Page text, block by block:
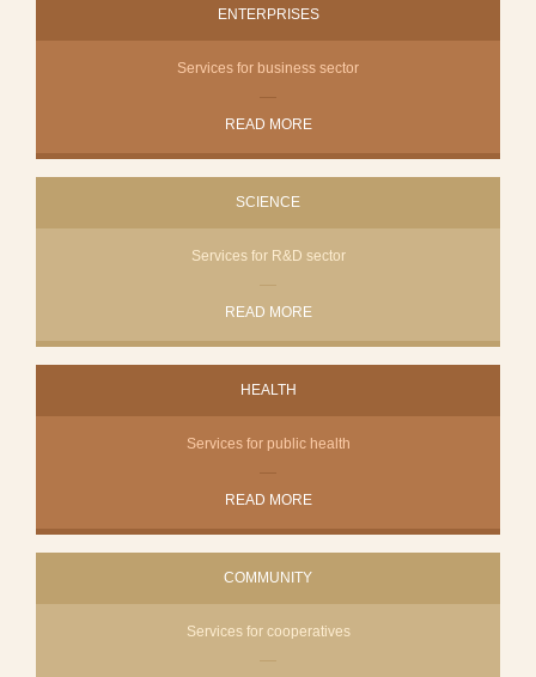
ENTERPRISES
Services for business sector
READ MORE
SCIENCE
Services for R&D sector
READ MORE
HEALTH
Services for public health
READ MORE
COMMUNITY
Services for cooperatives